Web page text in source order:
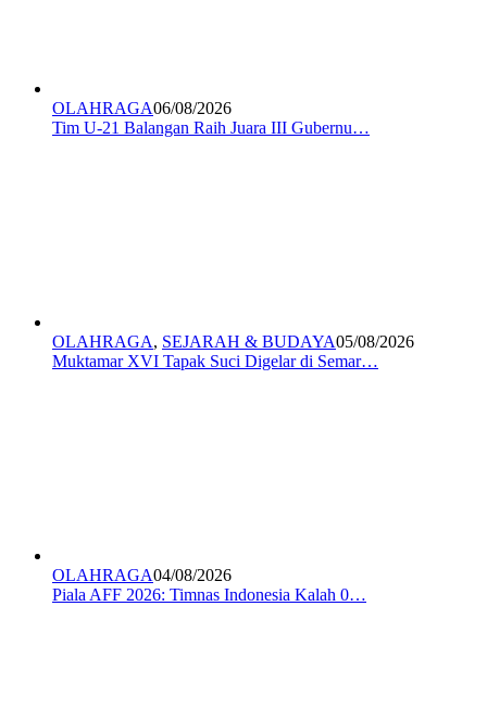
OLAHRAGA06/08/2026
Tim U-21 Balangan Raih Juara III Gubernu…
OLAHRAGA, SEJARAH & BUDAYA05/08/2026
Muktamar XVI Tapak Suci Digelar di Semar…
OLAHRAGA04/08/2026
Piala AFF 2026: Timnas Indonesia Kalah 0…